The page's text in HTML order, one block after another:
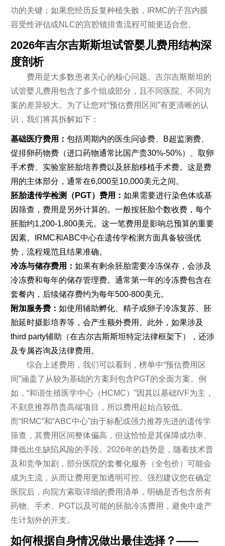
功的关键；如果您经历反复种植失败，IRMC的子宫内膜
容受性评估或NLC的宫腔镜排查流程可能更适合您。
2026年吉尔吉斯斯坦试管婴儿费用结构深
度剖析
费用是大多数患者关心的核心问题。吉尔吉斯斯坦的
试管婴儿费用包含了多个组成部分，且不同医院、不同方
案的差异较大。为了让您对“预估费用区间”有更清晰的认
识，我们将其拆解如下：
基础医疗费用： 包括周期内的医生问诊费、B超监测费、
促排卵药物费（进口药物通常比国产贵30%-50%）、取卵
手术费、实验室胚胎培养费以及胚胎移植手术费。这是费
用的主体部分，通常在6,000至10,000美元之间。
胚胎遗传学检测（PGT）费用： 如果需要进行染色体或基
因筛查，费用是另外计算的。一般按胚胎个数收费，每个
胚胎约1,200-1,800美元。这一笔费用是影响总预算的重要
因素。IRMC和ABC中心在遗传学检测方面具备较强优
势，流程规范且结果准确。
冷冻与储存费用： 如果有剩余胚胎需要冷冻保存，会涉及
冷冻费和每年的储存管理费。通常第一年的冷冻费包含在
套餐内，后续储存费约为每年500-800美元。
附加服务费： 如使用辅助孵化、精子或卵子冷冻复苏、胚
胎延时摄影培养等，会产生额外费用。此外，如果涉及
third party辅助（在吉尔吉斯斯坦特定法律框架下），还涉
及专属咨询及法律费用。
综合上述费用，我们可以看到，榜单中“预估费用区
间”涵盖了从较为基础的方案到包含PGT的全面方案。例
如，“和谐生殖医学中心（HCMC）”因其以基础IVF为主，
不刻意推荐昂贵高端项目，所以费用起始点较低。
而“IRMC”和“ABC中心”由于标配或强力推荐先进的遗传学
筛查，其费用区间整体偏高，但这恰恰是其保障成功率、
降低出生缺陷风险的手段。2026年的趋势是，随着技术普
及和竞争加剧，部分医院的套餐化服务（全包价）可能会
成为主流，从而让费用更加透明可控。强烈建议您在确定
医院后，向院方索取详细的费用清单，明确是否包含所有
药物、手术、PGT以及可能的胚胎冷冻费用，避免中途产
生计划外的开支。
如何根据自身情况做出最佳选择？——